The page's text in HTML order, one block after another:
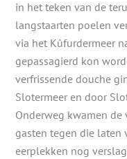
in het teken van de
langstaarten poelen
via het Kûfurdermeer
gepassagierd kon
verfrissende douche
Slotermeer en door
Onderweg kwamen de
gasten tegen die laten
eerplekken nog